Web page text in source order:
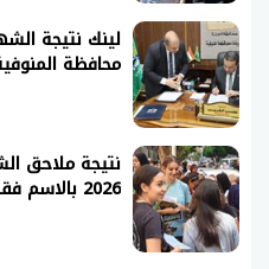
لينك نتيجة
محافظة
نتيجة ملاحق
2026 بالاسم فقط بدون رقم الجلوس